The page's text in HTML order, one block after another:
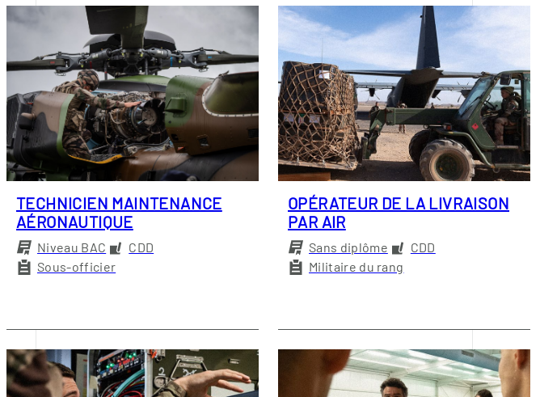
TECHNICIEN MAINTENANCE
AÉRONAUTIQUE
Niveau BAC
CDD
Sous-officier
OPÉRATEUR DE LA LIVRAISON
PAR AIR
Sans diplôme
CDD
Militaire du rang